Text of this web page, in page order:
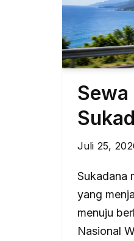
Sewa
Juli 25,
Sukadana
yang
menuju
Nasional